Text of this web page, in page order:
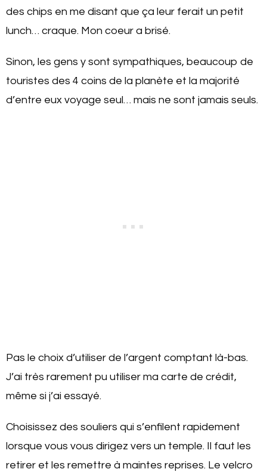
des chips en me disant que ça leur ferait un petit
lunch… craque. Mon coeur a brisé.
Sinon, les gens y sont sympathiques, beaucoup de
touristes des 4 coins de la planète et la majorité
d’entre eux voyage seul… mais ne sont jamais seuls.
Pas le choix d’utiliser de l’argent comptant là-bas.
J’ai très rarement pu utiliser ma carte de crédit,
même si j’ai essayé.
Choisissez des souliers qui s’enfilent rapidement
lorsque vous vous dirigez vers un temple. Il faut les
retirer et les remettre à maintes reprises. Le velcro